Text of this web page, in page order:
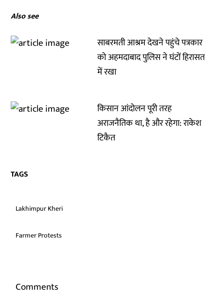
Also see
साबरमती आश्रम देखने पहुंचे पत्रकार
को अहमदाबाद पुलिस ने घंटों हिरासत
में रखा
किसान आंदोलन पूरी तरह
अराजनैतिक था, है और रहेगा: राकेश
टिकैत
TAGS
Lakhimpur Kheri
Farmer Protests
Comments